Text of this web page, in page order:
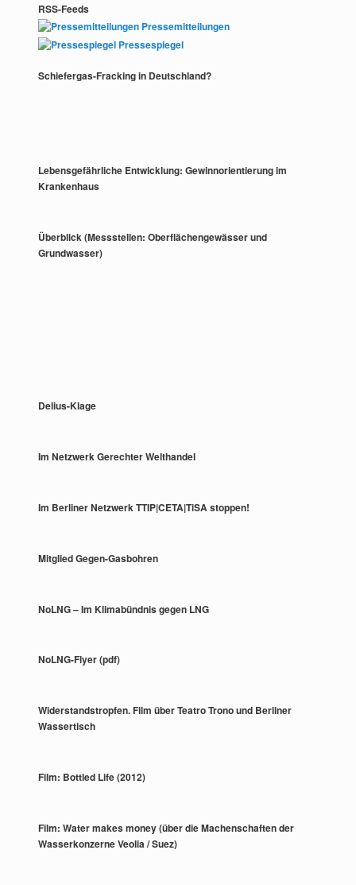
RSS-Feeds
Pressemitteilungen
Pressespiegel
Schiefergas-Fracking in Deutschland?
Lebensgefährliche Entwicklung: Gewinnorientierung im
Krankenhaus
Überblick (Messstellen: Oberflächengewässer und
Grundwasser)
Delius-Klage
Im Netzwerk Gerechter Welthandel
Im Berliner Netzwerk TTIP|CETA|TiSA stoppen!
Mitglied Gegen-Gasbohren
NoLNG – Im Klimabündnis gegen LNG
NoLNG-Flyer (pdf)
Widerstandstropfen. Film über Teatro Trono und Berliner
Wassertisch
Film: Bottled Life (2012)
Film: Water makes money (über die Machenschaften der
Wasserkonzerne Veolia / Suez)